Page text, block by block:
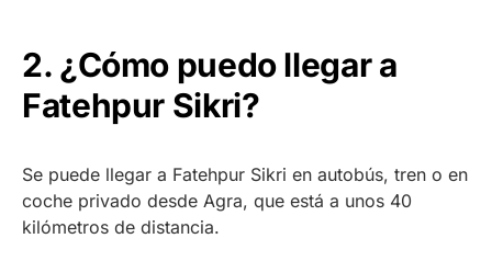
2. ¿Cómo puedo llegar a
Fatehpur Sikri?
Se puede llegar a Fatehpur Sikri en autobús, tren o en
coche privado desde Agra, que está a unos 40
kilómetros de distancia.